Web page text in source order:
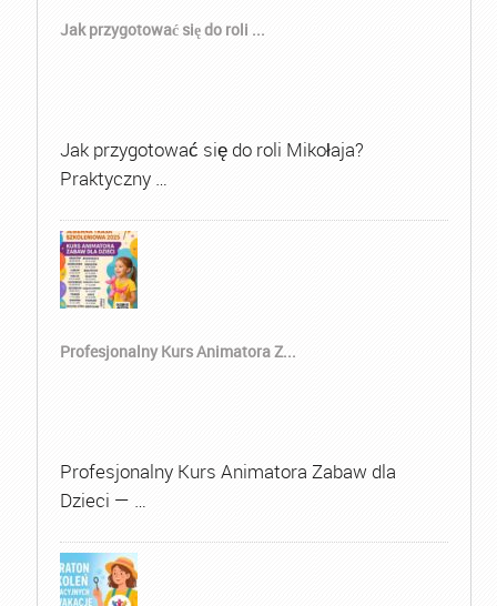
Jak przygotować się do roli ...
Jak przygotować się do roli Mikołaja?
Praktyczny …
Profesjonalny Kurs Animatora Z...
Profesjonalny Kurs Animatora Zabaw dla
Dzieci — …